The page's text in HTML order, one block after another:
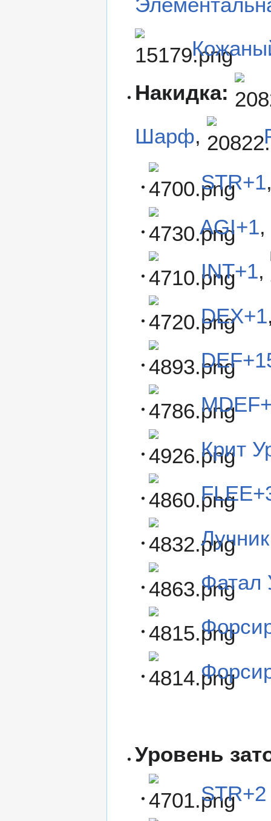
Накидка:
Шарф,
STR+1
AGI+1,
INT+1,
DEX+1
Крит
Фатал
Уровень
STR+2